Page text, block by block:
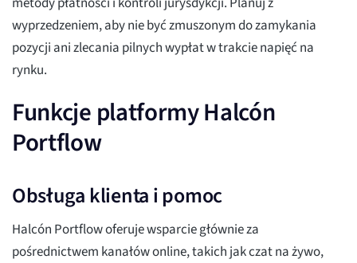
wyprzedzeniem, aby nie być zmuszonym do zamykania
pozycji ani zlecania pilnych wypłat w trakcie napięć na
rynku.
Funkcje platformy Halcón
Portflow
Obsługa klienta i pomoc
Halcón Portflow oferuje wsparcie głównie za
pośrednictwem kanałów online, takich jak czat na żywo,